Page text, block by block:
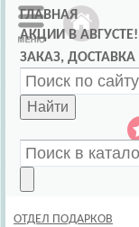
ГЛАВНАЯ
АКЦИИ В АВГУСТЕ!
ЗАКАЗ,
Найти
ОТДЕЛ ПОДАРКОВ